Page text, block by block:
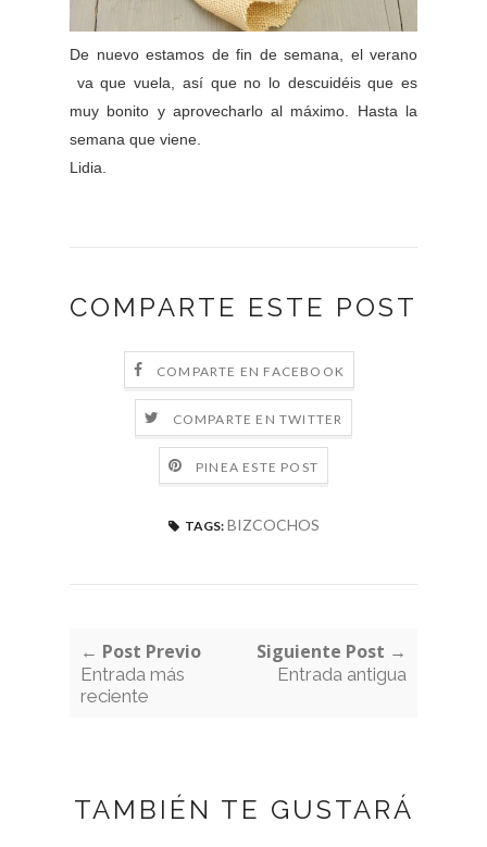
De nuevo estamos de fin de semana, el verano
va que vuela, así que no lo descuidéis que es
muy bonito y aprovecharlo al máximo. Hasta la
semana que viene.
Lidia.
COMPARTE ESTE POST
COMPARTE EN FACEBOOK
COMPARTE EN TWITTER
PINEA ESTE POST
TAGS: BIZCOCHOS
← Post Previo
Entrada más
reciente
Siguiente Post →
Entrada antigua
TAMBIÉN TE GUSTARÁ